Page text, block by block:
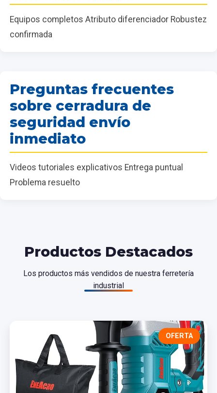
Equipos completos Atributo diferenciador Robustez
confirmada
Preguntas frecuentes
sobre cerradura de
seguridad envío
inmediato
Videos tutoriales explicativos Entrega puntual
Problema resuelto
Productos Destacados
Los productos más vendidos de nuestra ferretería
industrial
OFERTA